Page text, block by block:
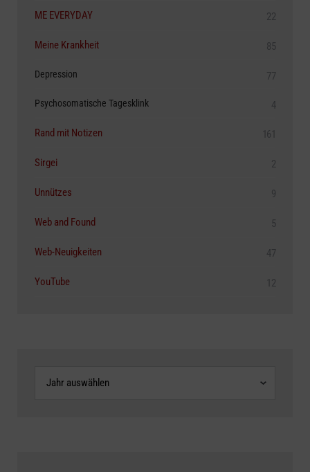
ME EVERYDAY 22
Meine Krankheit 85
Depression 77
Psychosomatische Tagesklink 4
Rand mit Notizen 161
Sirgei 2
Unnützes 9
Web and Found 5
Web-Neuigkeiten 47
YouTube 12